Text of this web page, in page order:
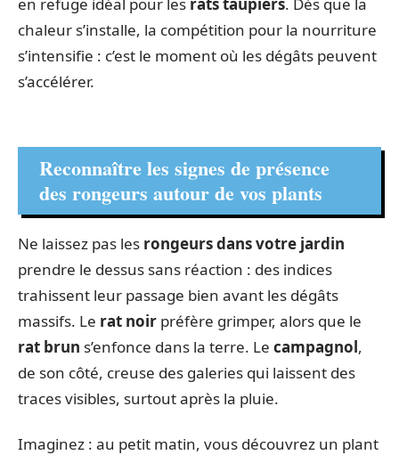
chaleur s’installe, la compétition pour la nourriture
s’intensifie : c’est le moment où les dégâts peuvent
s’accélérer.
Reconnaître les signes de présence
des rongeurs autour de vos plants
Ne laissez pas les rongeurs dans votre jardin
prendre le dessus sans réaction : des indices
trahissent leur passage bien avant les dégâts
massifs. Le rat noir préfère grimper, alors que le
rat brun s’enfonce dans la terre. Le campagnol,
de son côté, creuse des galeries qui laissent des
traces visibles, surtout après la pluie.
Imaginez : au petit matin, vous découvrez un plant